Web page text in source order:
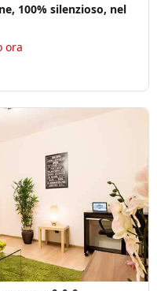
100% silenzioso, nel
ora